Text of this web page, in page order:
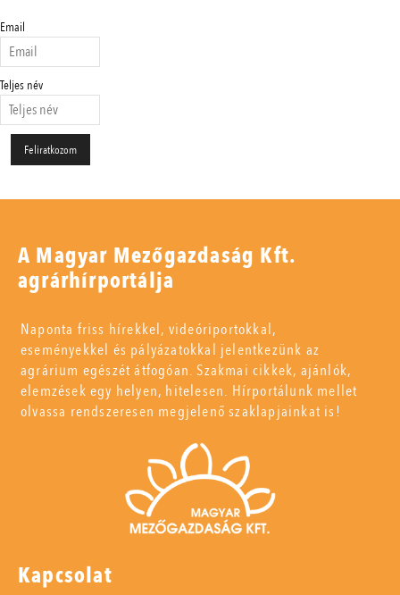
Email
Teljes név
A Magyar Mezőgazdaság Kft.
agrárhírportálja
Naponta friss hírekkel, videóriportokkal,
eseményekkel és pályázatokkal jelentkezünk az
agrárium egészét átfogóan. Szakmai cikkek, ajánlók,
elemzések egy helyen, hitelesen. Hírportálunk mellet
olvassa rendszeresen megjelenő szaklapjainkat is!
Kapcsolat